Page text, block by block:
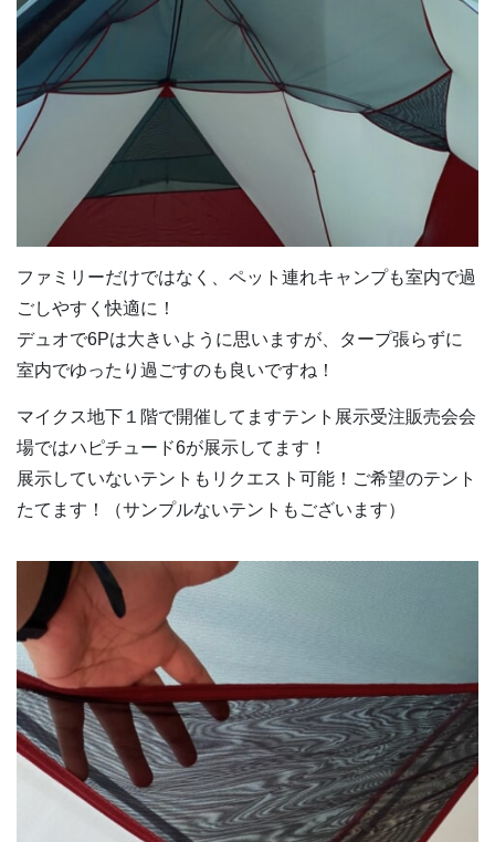
ファミリーだけではなく、ペット連れキャンプも室内で過
ごしやすく快適に！
デュオで6Pは大きいように思いますが、タープ張らずに
室内でゆったり過ごすのも良いですね！
マイクス地下１階で開催してますテント展示受注販売会会
場ではハピチュード6が展示してます！
展示していないテントもリクエスト可能！ご希望のテント
たてます！（サンプルないテントもございます）